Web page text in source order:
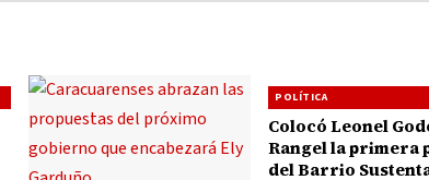
POLÍTICA
Colocó Leonel
Rangel la primera
del Barrio